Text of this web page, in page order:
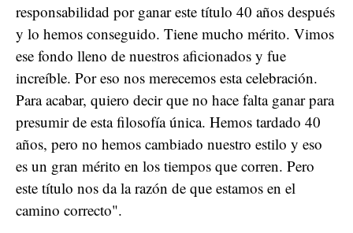
responsabilidad por ganar este título 40 años después
y lo hemos conseguido. Tiene mucho mérito. Vimos
ese fondo lleno de nuestros aficionados y fue
increíble. Por eso nos merecemos esta celebración.
Para acabar, quiero decir que no hace falta ganar para
presumir de esta filosofía única. Hemos tardado 40
años, pero no hemos cambiado nuestro estilo y eso
es un gran mérito en los tiempos que corren. Pero
este título nos da la razón de que estamos en el
camino correcto".